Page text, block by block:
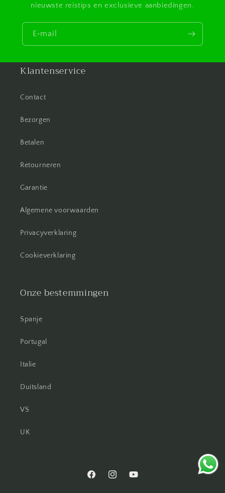
nieuwste reistips en exclusieve aanbiedingen.
E‑mail
Klantenservice
Contact
Bezorgen
Betalen
Retourneren
Garantie
Algemene voorwaarden
Privacyverklaring
Cookieverklaring
Onze bestemmingen
Spanje
Portugal
Italie
Duitsland
VS
UK
FacebookInstagramYouTube